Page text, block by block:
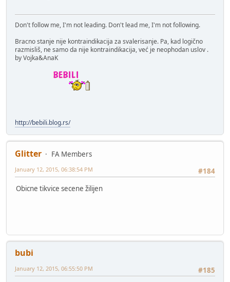
Don't follow me, I'm not leading. Don't lead me, I'm not following.
Bracno stanje nije kontraindikacija za svalerisanje. Pa, kad logično
razmisliš, ne samo da nije kontraindikacija, već je neophodan uslov .
by Vojka&AnaK
http://bebili.blog.rs/
Glitter
FA Members
#184
January 12, 2015, 06:38:54 PM
Obicne tikvice secene žilijen
bubi
#185
January 12, 2015, 06:55:50 PM